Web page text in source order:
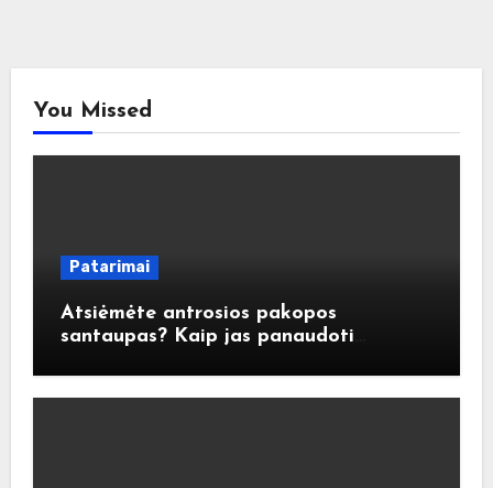
You Missed
Patarimai
Atsiėmėte antrosios pakopos
santaupas? Kaip jas panaudoti